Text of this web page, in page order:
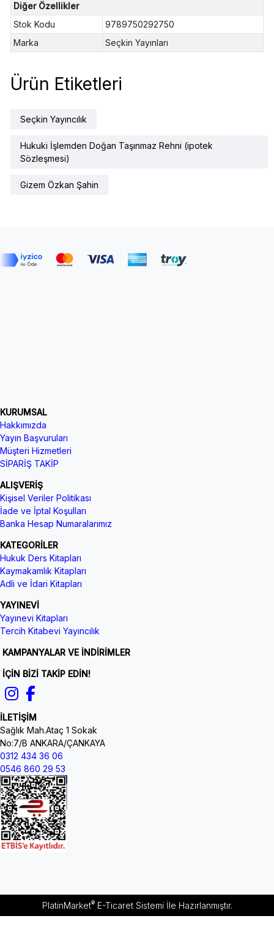
Diğer Özellikler
Stok Kodu
9789750292750
Marka
Seçkin Yayınları
Ürün Etiketleri
Seçkin Yayıncılık
Hukuki İşlemden Doğan Taşınmaz Rehni (ipotek
Sözleşmesi)
Gizem Özkan Şahin
KURUMSAL
Hakkımızda
Yayın Başvuruları
Müşteri Hizmetleri
SİPARİŞ TAKİP
ALIŞVERİŞ
Kişisel Veriler Politikası
İade ve İptal Koşulları
Banka Hesap Numaralarımız
KATEGORİLER
Hukuk Ders Kitapları
Kaymakamlık Kitapları
Adli ve İdari Kitapları
YAYINEVİ
Yayınevi Kitapları
Tercih Kitabevi Yayıncılık
KAMPANYALAR VE İNDİRİMLER
İÇİN BİZİ TAKİP EDİN!
İLETİŞİM
Sağlık Mah.Ataç 1 Sokak
No:7/B ANKARA/ÇANKAYA
0312 434 36 06
0546 860 29 53
PlatinMarket®E-Ticaret Sistemiİle Hazırlanmıştır.